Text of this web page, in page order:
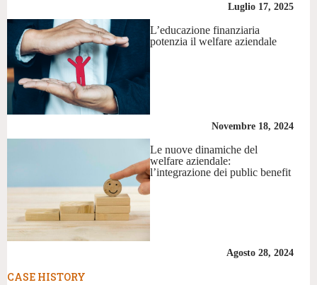
Luglio 17, 2025
L’educazione finanziaria
potenzia il welfare aziendale
Novembre 18, 2024
Le nuove dinamiche del
welfare aziendale:
l’integrazione dei public benefit
Agosto 28, 2024
CASE HISTORY